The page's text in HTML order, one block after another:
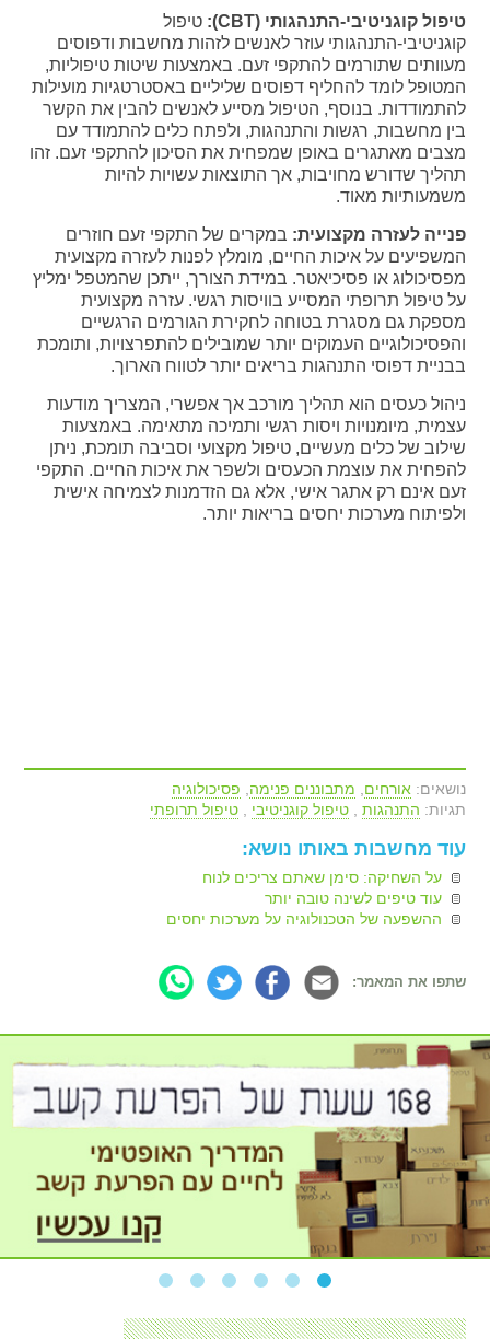
טיפול קוגניטיבי-התנהגותי (CBT):
טיפול
קוגניטיבי-התנהגותי עוזר לאנשים לזהות מחשבות ודפוסים
מעוותים שתורמים להתקפי זעם. באמצעות שיטות טיפוליות,
המטופל לומד להחליף דפוסים שליליים באסטרטגיות מועילות
להתמודדות. בנוסף, הטיפול מסייע לאנשים להבין את הקשר
בין מחשבות, רגשות והתנהגות, ולפתח כלים להתמודד עם
מצבים מאתגרים באופן שמפחית את הסיכון להתקפי זעם. זהו
תהליך שדורש מחויבות, אך התוצאות עשויות להיות
משמעותיות מאוד.
פנייה לעזרה מקצועית: במקרים של התקפי זעם חוזרים
המשפיעים על איכות החיים, מומלץ לפנות לעזרה מקצועית
מפסיכולוג או פסיכיאטר. במידת הצורך, ייתכן שהמטפל ימליץ
על טיפול תרופתי המסייע בוויסות רגשי. עזרה מקצועית
מספקת גם מסגרת בטוחה לחקירת הגורמים הרגשיים
והפסיכולוגיים העמוקים יותר שמובילים להתפרצויות, ותומכת
בבניית דפוסי התנהגות בריאים יותר לטווח הארוך.
ניהול כעסים הוא תהליך מורכב אך אפשרי, המצריך מודעות
עצמית, מיומנויות ויסות רגשי ותמיכה מתאימה. באמצעות
שילוב של כלים מעשיים, טיפול מקצועי וסביבה תומכת, ניתן
להפחית את עוצמת הכעסים ולשפר את איכות החיים. התקפי
זעם אינם רק אתגר אישי, אלא גם הזדמנות לצמיחה אישית
ולפיתוח מערכות יחסים בריאות יותר.
נושאים: אורחים מתבוננים פנימה
פסיכולוגיה
תגיות: התנהגות ,טיפול קוגניטיבי ,טיפול תרופתי
עוד מחשבות באותו נושא:
על השחיקה: סימן שאתם צריכים לנוח
עוד טיפים לשינה טובה יותר
ההשפעה של הטכנולוגיה על מערכות יחסים
שתפו את המאמר: